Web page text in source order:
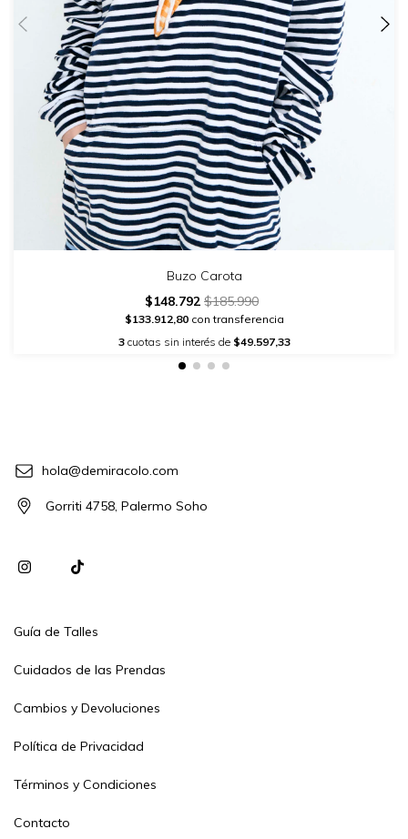
Buzo Carota
$148.792 $185.990
$133.912,80con transferencia
3cuotas sin interés de $49.597,33
hola@demiracolo.com
Gorriti 4758, Palermo Soho
Guía de Talles
Cuidados de las Prendas
Cambios y Devoluciones
Política de Privacidad
Términos y Condiciones
Contacto